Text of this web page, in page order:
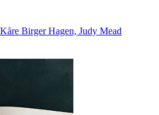
Birger Hagen, Judy Mead